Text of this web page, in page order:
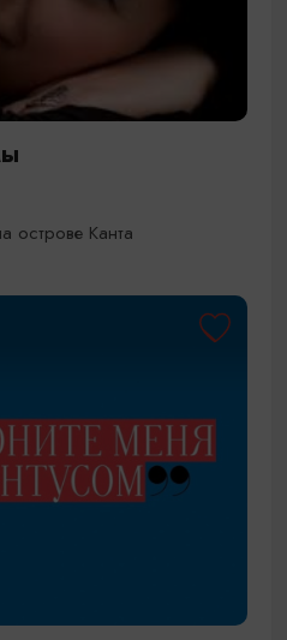
острове Канта